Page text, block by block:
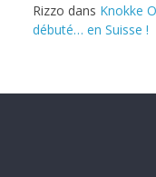
Rizzo dans Knokke
débuté… en Suisse !